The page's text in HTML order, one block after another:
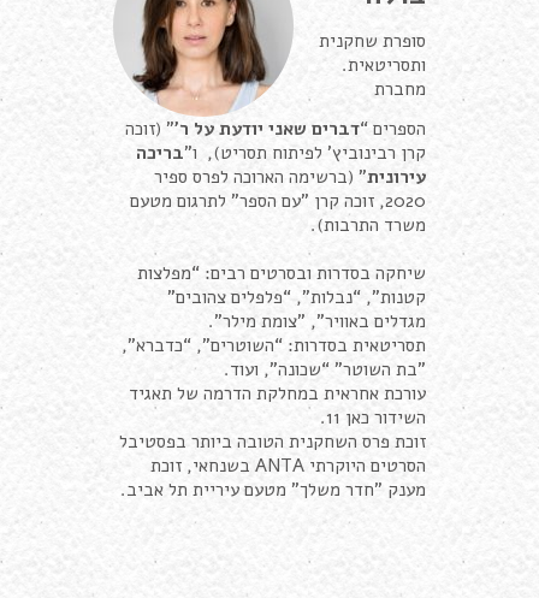
סופרת שחקנית
ותסריטאית.
מחברת
הספרים “דברים שאני יודעת על ר’” (זוכה
קרן רבינוביץ’ לפיתוח תסריט), ו”בריכה
עירונית” (ברשימה הארוכה לפרס ספיר
2020, זוכה קרן "עם הספר" לתרגום מטעם
משרד התרבות).
שיחקה בסדרות ובסרטים רבים: “מפלצות
קטנות”, “נבלות”, “פלפלים צהובים”
מגדלים באוויר”, "צומת מילר".
תסריטאית בסדרות: “השוטרים”, “כדברא”,
"בת השוטר" “שכונה”, ועוד.
עורכת אחראית במחלקת הדרמה של תאגיד
השידור כאן 11
.
זוכת פרס השחקנית הטובה ביותר בפסטיבל
הסרטים היוקרתי ANTA בשנחאי, זוכת
מענק "חדר משלך" מטעם עיריית תל אביב.